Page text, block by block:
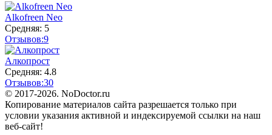
Alkofreen Neo
Средняя: 5
Отзывов:9
Алкопрост
Средняя: 4.8
Отзывов:30
© 2017-2026. NoDoctor.ru
Копирование материалов сайта разрешается только при
условии указания активной и индексируемой ссылки на наш
веб-сайт!